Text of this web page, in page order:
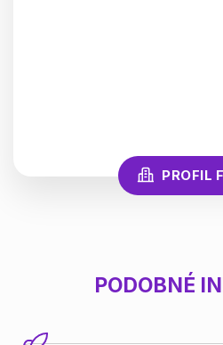
PROFIL
PODOBNÉ